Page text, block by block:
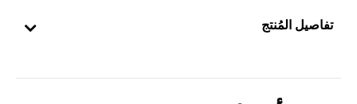
تفاصيل المُنتج